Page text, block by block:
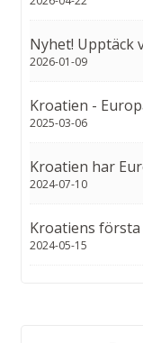
Nyhet! Upptäck
2026-01-09
Kroatien -
2025-03-06
Kroatien har
2024-07-10
Kroatiens
2024-05-15